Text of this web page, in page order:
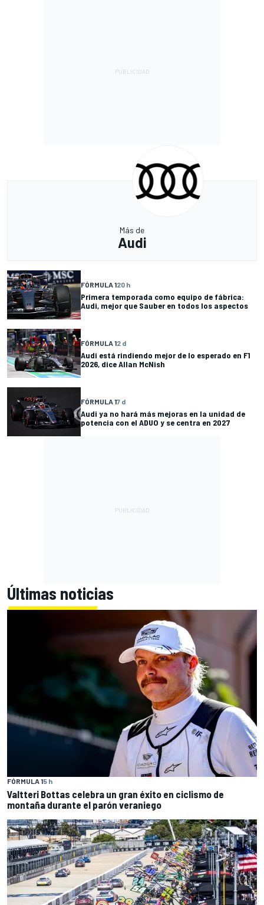
Más de
Audi
FÓRMULA 120 h
Primera temporada como equipo de fábrica:
Audi, mejor que Sauber en todos los aspectos
FÓRMULA 12 d
Audi está rindiendo mejor de lo esperado en F1
2026, dice Allan McNish
FÓRMULA 17 d
Audi ya no hará más mejoras en la unidad de
potencia con el ADUO y se centra en 2027
Últimas noticias
FÓRMULA 15 h
Valtteri Bottas celebra un gran éxito en ciclismo de
montaña durante el parón veraniego